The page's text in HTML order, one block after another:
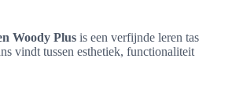
Woody Plus is een verfijnde leren tas
vindt tussen esthetiek, functionaliteit